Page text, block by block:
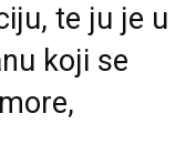
te ju je u
koji se